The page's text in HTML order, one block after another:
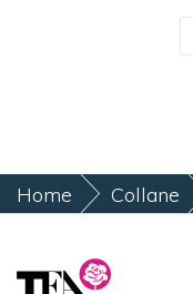
Home Collane